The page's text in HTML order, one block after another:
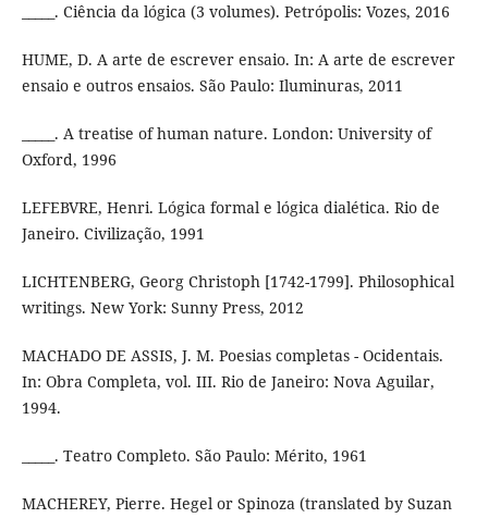
_____. Ciência da lógica (3 volumes). Petrópolis: Vozes, 2016
HUME, D. A arte de escrever ensaio. In: A arte de escrever
ensaio e outros ensaios. São Paulo: Iluminuras, 2011
_____. A treatise of human nature. London: University of
Oxford, 1996
LEFEBVRE, Henri. Lógica formal e lógica dialética. Rio de
Janeiro. Civilização, 1991
LICHTENBERG, Georg Christoph [1742-1799]. Philosophical
writings. New York: Sunny Press, 2012
MACHADO DE ASSIS, J. M. Poesias completas - Ocidentais.
In: Obra Completa, vol. III. Rio de Janeiro: Nova Aguilar,
1994.
_____. Teatro Completo. São Paulo: Mérito, 1961
MACHEREY, Pierre. Hegel or Spinoza (translated by Suzan